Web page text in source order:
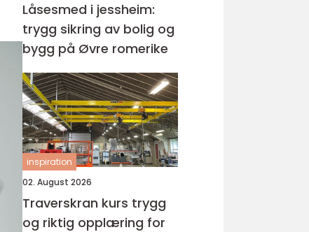
Låsesmed i jessheim:
trygg sikring av bolig og
bygg på Øvre romerike
inspiration
02. August 2026
Traverskran kurs trygg
og riktig opplæring for